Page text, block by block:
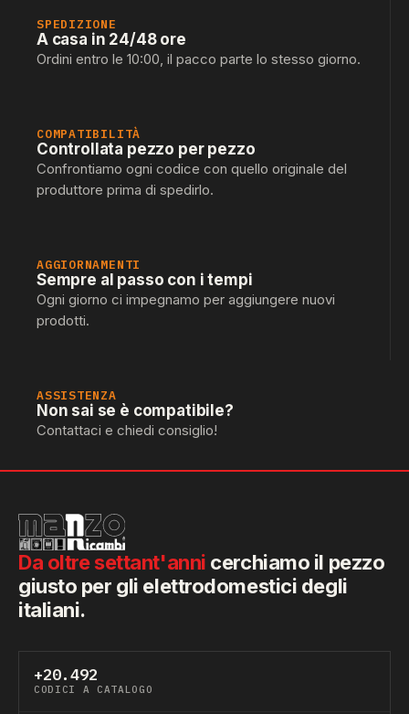
SPEDIZIONE
A casa in 24/48 ore
Ordini entro le 10:00, il pacco parte lo stesso giorno.
COMPATIBILITÀ
Controllata pezzo per pezzo
Confrontiamo ogni codice con quello originale del
produttore prima di spedirlo.
AGGIORNAMENTI
Sempre al passo con i tempi
Ogni giorno ci impegnamo per aggiungere nuovi
prodotti.
ASSISTENZA
Non sai se è compatibile?
Contattaci e chiedi consiglio!
Da oltre settant'anni cerchiamo il pezzo
giusto per gli elettrodomestici degli
italiani.
+20.492
CODICI A CATALOGO